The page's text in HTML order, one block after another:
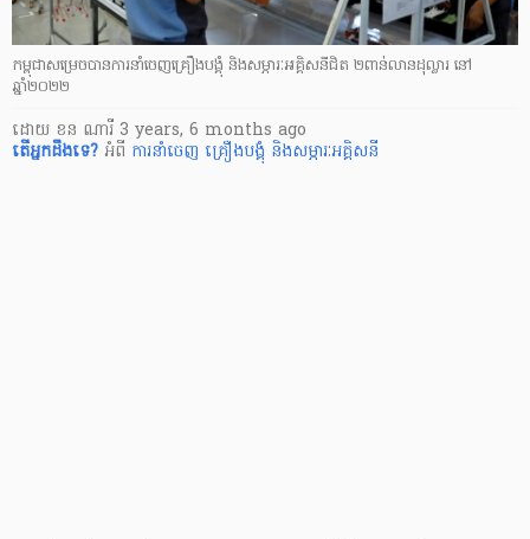
កម្ពុជាសម្រេចបានការនាំចេញគ្រឿងបង្គុំ និងសម្ភារៈអគ្គិសនីជិត ២ពាន់លានដុល្លារ នៅ
ឆ្នាំ២០២២
ដោយ ខន ណារី 3 years, 6 months ago
តើ​អ្នក​ដឹងទេ? អំពី ការនាំចេញ គ្រឿងបង្គុំ និងសម្ភារៈអគ្គិសនី